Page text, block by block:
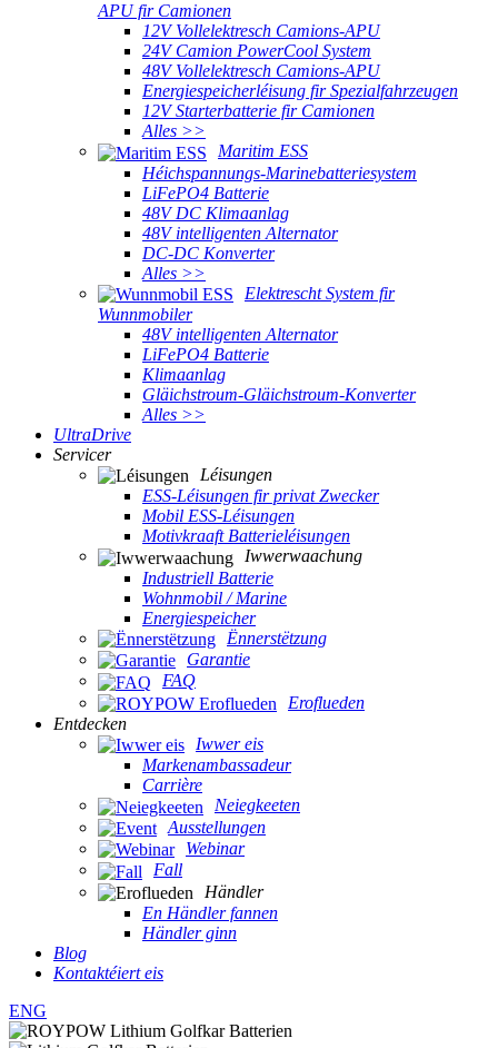
APU fir Camionen
12V Vollelektresch Camions-APU
24V Camion PowerCool System
48V Vollelektresch Camions-APU
Energiespeicherléisung fir Spezialfahrzeugen
12V Starterbatterie fir Camionen
Alles >>
Maritim ESS
Héichspannungs-Marinebatteriesystem
LiFePO4 Batterie
48V DC Klimaanlag
48V intelligenten Alternator
DC-DC Konverter
Alles >>
Elektrescht System fir
Wunnmobiler
48V intelligenten Alternator
LiFePO4 Batterie
Klimaanlag
Gläichstroum-Gläichstroum-Konverter
Alles >>
UltraDrive
Servicer
Léisungen
ESS-Léisungen fir privat Zwecker
Mobil ESS-Léisungen
Motivkraaft Batterieléisungen
Iwwerwaachung
Industriell Batterie
Wohnmobil / Marine
Energiespeicher
Ënnerstëtzung
Garantie
FAQ
Eroflueden
Entdecken
Iwwer eis
Markenambassadeur
Carrière
Neiegkeeten
Ausstellungen
Webinar
Fall
Händler
En Händler fannen
Händler ginn
Blog
Kontaktéiert eis
ENG